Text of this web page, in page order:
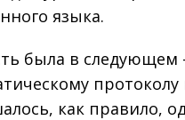
языка.
была в
как правило,